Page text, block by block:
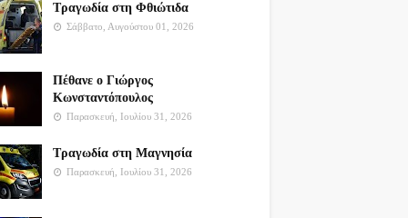
Τραγωδία στη Φθιώτιδα
Σάββατο, Αυγούστου 01, 2026
Πέθανε ο Γιώργος
Κωνσταντόπουλος
Παρασκευή, Ιουλίου 31, 2026
Τραγωδία στη Μαγνησία
Παρασκευή, Ιουλίου 31, 2026